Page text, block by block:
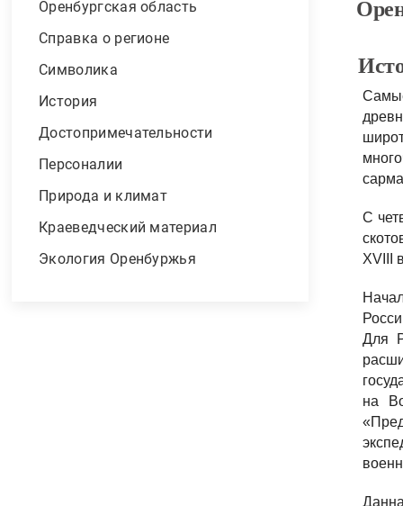
Оренбургская область
Справка о регионе
Символика
История
Достопримечательности
Персоналии
Природа и климат
Краеведческий материал
Экология Оренбуржья
С
XVIII
Для
на